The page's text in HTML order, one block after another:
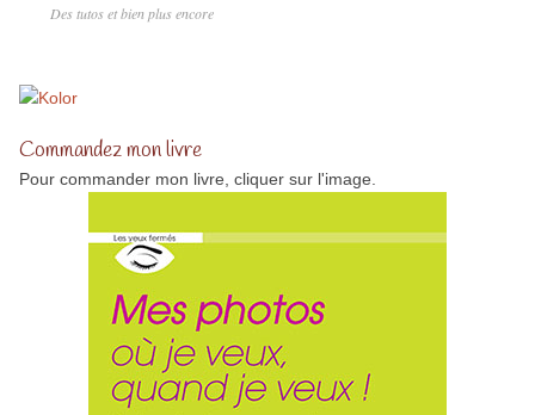
Des tutos et bien plus encore
Commandez mon livre
Pour commander mon livre, cliquer sur l'image.